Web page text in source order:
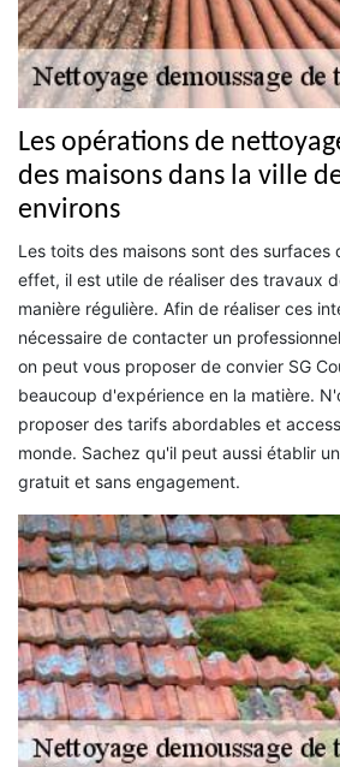
Les opérations de
des maisons dans la ville
environs
Les toits des maisons sont des surfaces
effet, il est utile de réaliser des travaux
manière régulière. Afin de réaliser ces
nécessaire de contacter un
on peut vous proposer de convier SG
beaucoup d'expérience en la matière.
proposer des tarifs abordables et
monde. Sachez qu'il peut aussi établir
gratuit et sans engagement.